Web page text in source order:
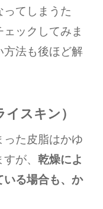
てしまうた
ックしてみま
方法も後ほど解
スキン）
た皮脂はかゆ
が、 乾燥によ
いる場合も、か